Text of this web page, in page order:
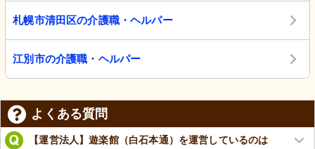
札幌市清田区の介護職・ヘルパー
江別市の介護職・ヘルパー
よくある質問
【運営法人】遊楽館（白石本通）を運営しているのは